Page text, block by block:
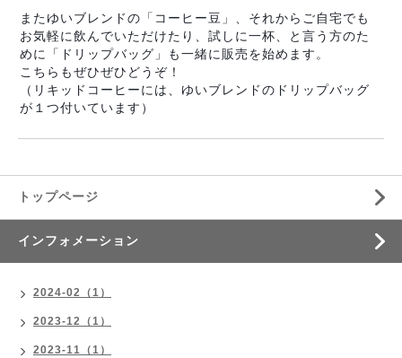
またゆいブレンドの「コーヒー豆」、それからご自宅でも
お気軽に飲んでいただけたり、試しに一杯、と言う方のた
めに「ドリップバッグ」も一緒に販売を始めます。
こちらもぜひぜひどうぞ！
（リキッドコーヒーには、ゆいブレンドのドリップバッグ
が１つ付いています）
トップページ
インフォメーション
2024-02（1）
2023-12（1）
2023-11（1）